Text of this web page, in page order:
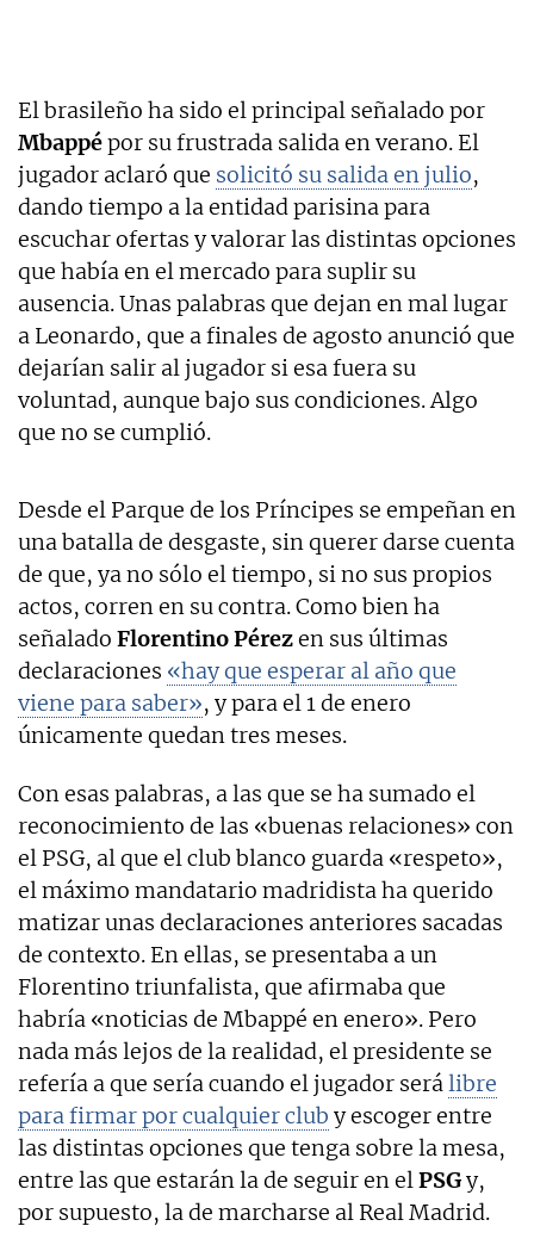
El brasileño ha sido el principal señalado por
Mbappépor su frustrada salida en verano. El
jugador aclaró que solicitó su salida en julio,
dando tiempo a la entidad parisina para
escuchar ofertas y valorar las distintas opciones
que había en el mercado para suplir su
ausencia. Unas palabras que dejan en mal lugar
a Leonardo, que a finales de agosto anunció que
dejarían salir al jugador si esa fuera su
voluntad, aunque bajo sus condiciones. Algo
que no se cumplió.
Desde el Parque de los Príncipes se empeñan en
una batalla de desgaste, sin querer darse cuenta
de que, ya no sólo el tiempo, si no sus propios
actos, corren en su contra. Como bien ha
señalado Florentino Pérezen sus últimas
declaraciones «hay que esperar al año que
viene para saber», y para el 1 de enero
únicamente quedan tres meses.
Con esas palabras, a las que se ha sumado el
reconocimiento de las «buenas relaciones» con
el PSG, al que el club blanco guarda «respeto»,
el máximo mandatario madridista ha querido
matizar unas declaraciones anteriores sacadas
de contexto. En ellas, se presentaba a un
Florentino triunfalista, que afirmaba que
habría «noticias de Mbappé en enero». Pero
nada más lejos de la realidad, el presidente se
refería a que sería cuando el jugador serálibre
para firmar por cualquier club y escoger entre
las distintas opciones que tenga sobre la mesa,
entre las que estarán la de seguir en elPSGy,
por supuesto, la de marcharse al Real Madrid.